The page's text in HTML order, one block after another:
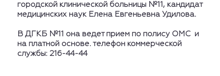
городской клинической больницы №11, кандидат
медицинских наук Елена Евгеньевна Удилова.
В ДГКБ №11 она ведет прием по полису ОМС и
на платной основе. телефон коммерческой
службы: 216-44-44